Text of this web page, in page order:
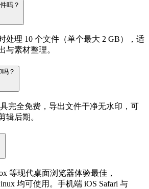
吗？
处理 10 个文件（单个最大 2 GB），适
与素材整理。
？
完全免费，导出文件干净无水印，可
辑后期。
等现代桌面浏览器体验最佳，
均可使用。手机端 iOS Safari 与